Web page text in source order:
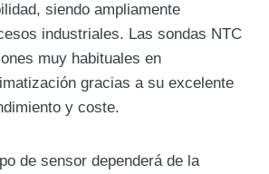
siendo ampliamente
industriales. Las sondas NTC
muy habituales en
gracias a su excelente
y coste.
de sensor dependerá de la